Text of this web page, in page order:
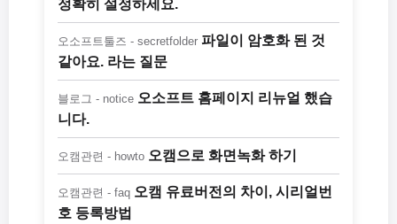
정확히 설정하세요.
오소프트툴즈 - secretfolder 파일이 암호화 된 것
같아요. 라는 질문
블로그 - notice 오소프트 홈페이지 리뉴얼 했습
니다.
오캠관련 - howto 오캠으로 화면녹화 하기
오캠관련 - faq 오캠 유료버전의 차이, 시리얼번
호 등록방법